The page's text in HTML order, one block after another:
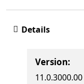
Details
Version:
11.0.3000.00